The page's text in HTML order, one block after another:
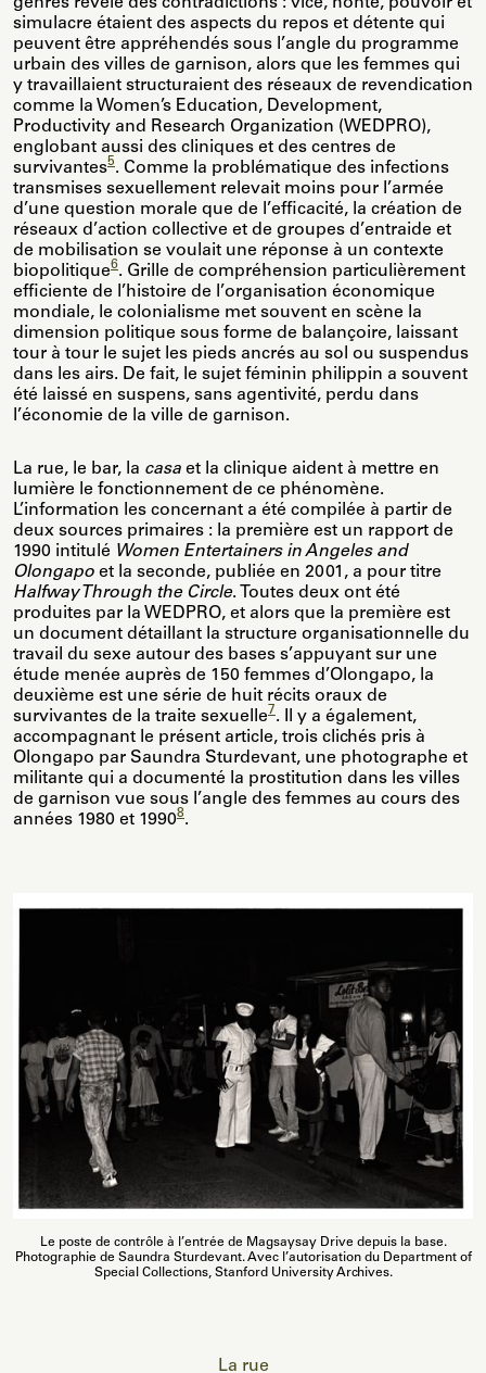
simulacre étaient des aspects du repos et détente qui
peuvent être appréhendés sous l’angle du programme
urbain des villes de garnison, alors que les femmes qui
y travaillaient structuraient des réseaux de revendication
comme la Women’s Education, Development,
Productivity and Research Organization (WEDPRO),
englobant aussi des cliniques et des centres de
survivantes5. Comme la problématique des infections
transmises sexuellement relevait moins pour l’armée
d’une question morale que de l’efficacité, la création de
réseaux d’action collective et de groupes d’entraide et
de mobilisation se voulait une réponse à un contexte
biopolitique6. Grille de compréhension particulièrement
efficiente de l’histoire de l’organisation économique
mondiale, le colonialisme met souvent en scène la
dimension politique sous forme de balançoire, laissant
tour à tour le sujet les pieds ancrés au sol ou suspendus
dans les airs. De fait, le sujet féminin philippin a souvent
été laissé en suspens, sans agentivité, perdu dans
l’économie de la ville de garnison.
La rue, le bar, la casa et la clinique aident à mettre en
lumière le fonctionnement de ce phénomène.
L’information les concernant a été compilée à partir de
deux sources primaires : la première est un rapport de
1990 intitulé Women Entertainers in Angeles and
Olongapo et la seconde, publiée en 2001, a pour titre
Halfway Through the Circle. Toutes deux ont été
produites par la WEDPRO, et alors que la première est
un document détaillant la structure organisationnelle du
travail du sexe autour des bases s’appuyant sur une
étude menée auprès de 150 femmes d’Olongapo, la
deuxième est une série de huit récits oraux de
survivantes de la traite sexuelle7. Il y a également,
accompagnant le présent article, trois clichés pris à
Olongapo par Saundra Sturdevant, une photographe et
militante qui a documenté la prostitution dans les villes
de garnison vue sous l’angle des femmes au cours des
années 1980 et 19908.
Le poste de contrôle à l’entrée de Magsaysay Drive depuis la base.
Photographie de Saundra Sturdevant. Avec l’autorisation du Department of
Special Collections, Stanford University Archives.
La rue